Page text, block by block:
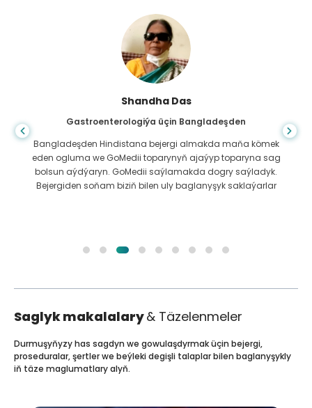
Shandha Das
Gastroenterologiýa üçin Bangladeşden
Bangladeşden Hindistana bejergi almakda maňa kömek
eden ogluma we GoMedii toparynyň ajaýyp toparyna sag
bolsun aýdýaryn. GoMedii saýlamakda dogry saýladyk.
Bejergiden soňam biziň bilen uly baglanyşyk saklaýarlar
Saglyk makalalary& Täzelenmeler
Durmuşyňyzy has sagdyn we gowulaşdyrmak üçin bejergi,
proseduralar, şertler we beýleki degişli talaplar bilen baglanyşykly
iň täze maglumatlary alyň.